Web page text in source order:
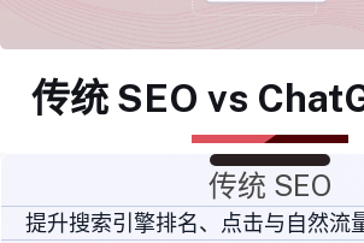
传统 SEO vs
传统 SEO
提升搜索引擎排名、点击与自然流